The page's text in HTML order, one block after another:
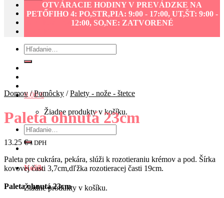
Cukrárske potreby eshop
Darčekové poukážky
Hľadať:
0.00€
Žiadne produkty v košíku.
Hľadať:
Košík
Žiadne produkty v košíku.
OTVÁRACIE HODINY V PREVÁDZKE NA
PETŐFIHO 4: PO,STR,PIA: 9:00 - 17:00, UT,ŠT: 9:00 -
12:00, SO,NE: ZATVORENÉ
Domov / Pomôcky / Palety - nože - štetce
Paleta ohnutá 23cm
13.25 € s DPH
Paleta pre cukrára, pekára, slúži k rozotieraniu krémov a pod. Šírka
kovovej časti 3,7cm,dľžka rozotieracej časti 19cm.
Paleta ohnutá 23cm